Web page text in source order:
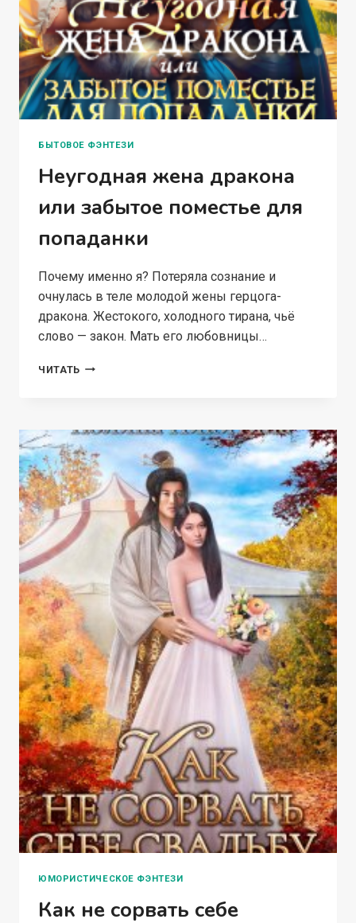
БЫТОВОЕ ФЭНТЕЗИ
Неугодная жена дракона
или забытое поместье для
попаданки
Почему именно я? Потеряла сознание и
очнулась в теле молодой жены герцога-
дракона. Жестокого, холодного тирана, чьё
слово — закон. Мать его любовницы…
ЧИТАТЬ НЕУГОДНАЯ
ЗАБЫТОЕ
ПОМЕСТЬЕ
ДЛЯ
ПОПАДАНКИ
ЮМОРИСТИЧЕСКОЕ ФЭНТЕЗИ
Как не сорвать себе